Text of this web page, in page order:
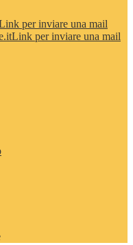
per inviare una mail
Link per inviare una mail